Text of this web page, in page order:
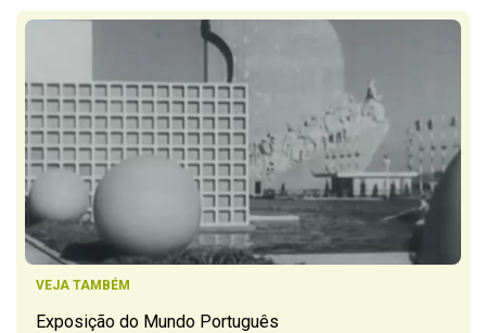
VEJA TAMBÉM
Exposição do Mundo Português